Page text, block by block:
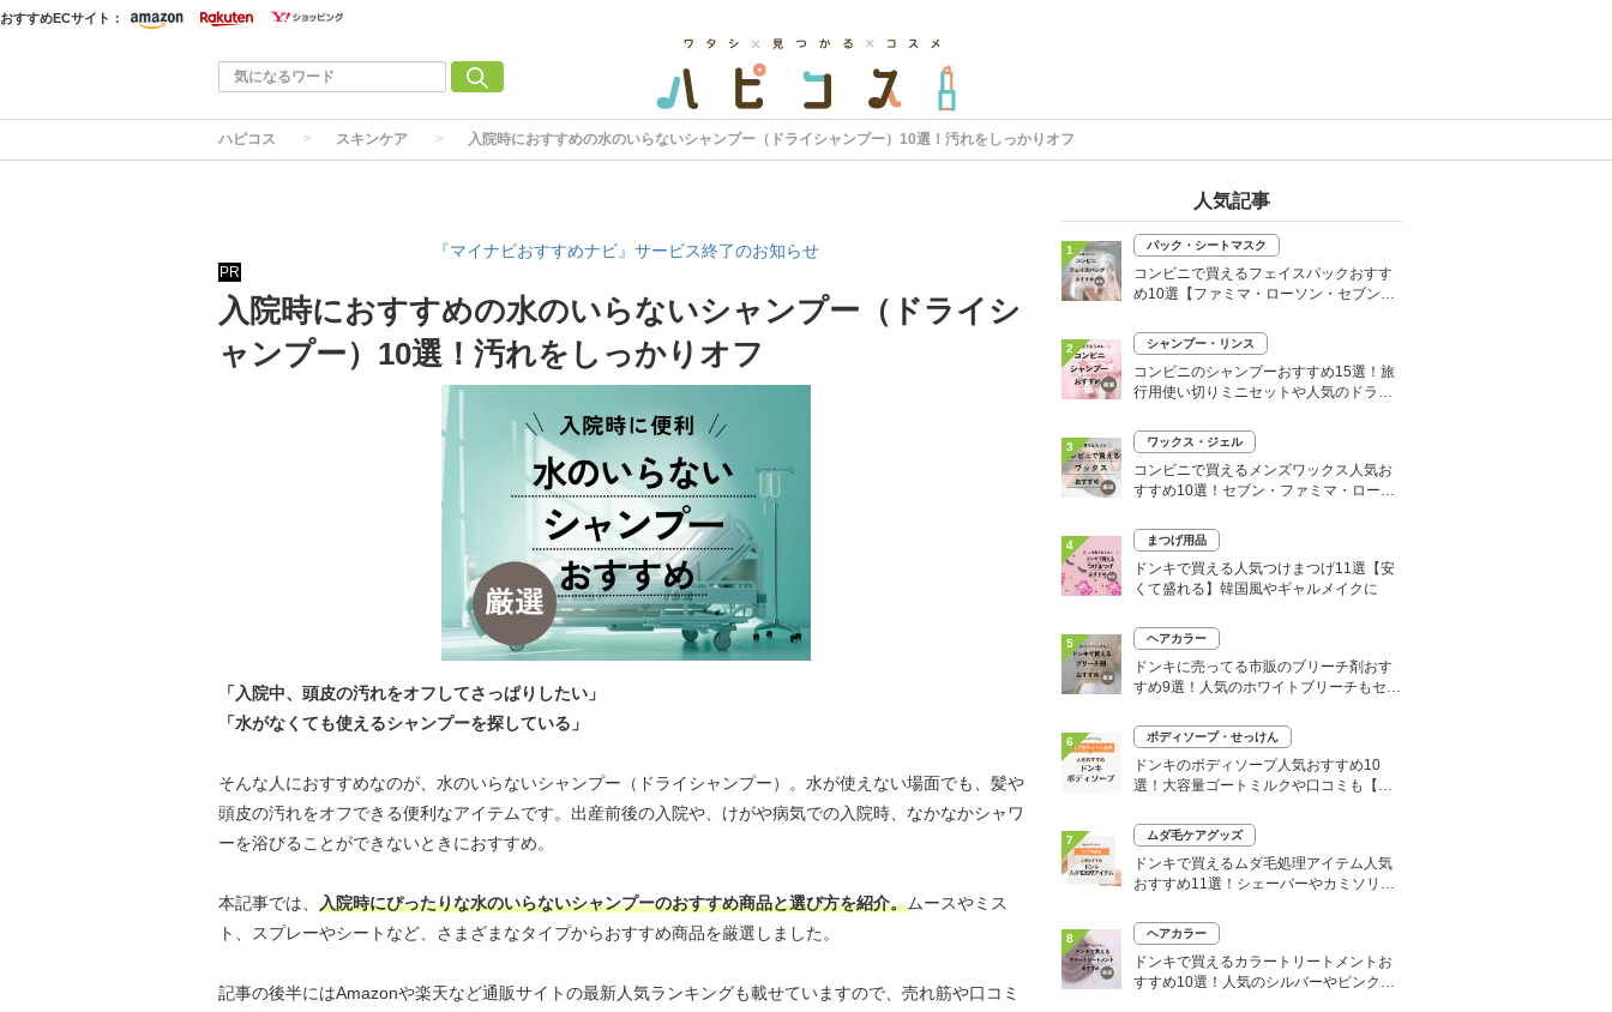
おすすめECサイト：
ハピコス スキンケア 入院時におすすめの水のいらないシャンプー（ドライシャンプー）10選！汚れをしっかりオフ
『マイナビおすすめナビ』サービス終了のお知らせ
PR
入院時におすすめの水のいらないシャンプー（ドライシ
ャンプー）10選！汚れをしっかりオフ
「入院中、頭皮の汚れをオフしてさっぱりしたい」
「水がなくても使えるシャンプーを探している」
そんな人におすすめなのが、水のいらないシャンプー（ドライシャンプー）。水が使えない場面でも、髪や
頭皮の汚れをオフできる便利なアイテムです。出産前後の入院や、けがや病気での入院時、なかなかシャワ
ーを浴びることができないときにおすすめ。
本記事では、 入院時にぴったりな水のいらないシャンプーのおすすめ商品と選び方を紹介。ムースやミス
ト、スプレーやシートなど、さまざまなタイプからおすすめ商品を厳選しました。
記事の後半にはAmazonや楽天など通販サイトの最新人気ランキングも載せていますので、売れ筋や口コミ
人気記事
1 パック・シートマスク
コンビニで買えるフェイスパックおすす
め10選【ファミマ・ローソン・セブン】
2 シャンプー・リンス
コンビニのシャンプーおすすめ15選！旅
行用使い切りミニセットや人気のドライ
3 ワックス・ジェル
コンビニで買えるメンズワックス人気お
すすめ10選！セブン・ファミマ・ローソ
4 まつげ用品
ドンキで買える人気つけまつげ11選【安
くて盛れる】韓国風やギャルメイクに
5 ヘアカラー
ドンキに売ってる市販のブリーチ剤おす
すめ9選！人気のホワイトブリーチもセル
6 ボディソープ・せっけん
ドンキのボディソープ人気おすすめ10
選！大容量ゴートミルクや口コミも【い
7 ムダ毛ケアグッズ
ドンキで買えるムダ毛処理アイテム人気
おすすめ11選！シェーバーやカミソリな
8 ヘアカラー
ドンキで買えるカラートリートメントお
すすめ10選！人気のシルバーやピンク、